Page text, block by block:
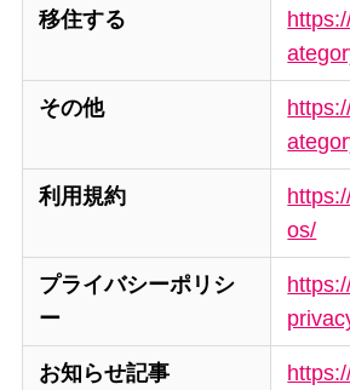
移住する
その他
利用規約
os/
プライバシーポリシ
ー
お知らせ記事